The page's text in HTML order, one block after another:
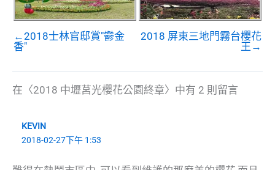
←2018士林官邸賞"鬱金
香"
2018 屏東三地門霧台櫻花
王→
在〈2018 中壢莒光櫻花公園終章〉中有 2 則留言
KEVIN
2018-02-27下午 1:53